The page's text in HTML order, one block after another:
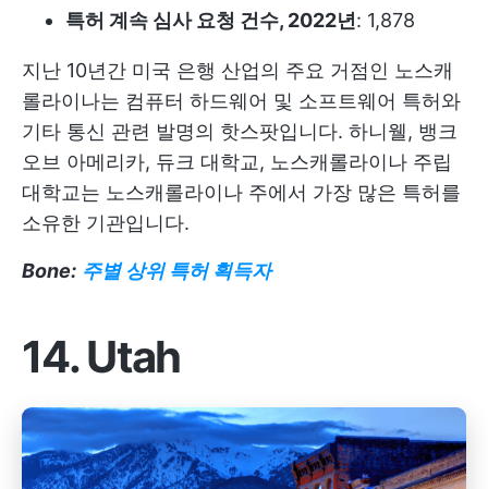
특허 계속 심사 요청 건수, 2022년 : 1,878
지난 10년간 미국 은행 산업의 주요 거점인 노스캐
롤라이나는 컴퓨터 하드웨어 및 소프트웨어 특허와
기타 통신 관련 발명의 핫스팟입니다. 하니웰, 뱅크
오브 아메리카, 듀크 대학교, 노스캐롤라이나 주립
대학교는 노스캐롤라이나 주에서 가장 많은 특허를
소유한 기관입니다.
Bone: 주별 상위 특허 획득자
14. Utah